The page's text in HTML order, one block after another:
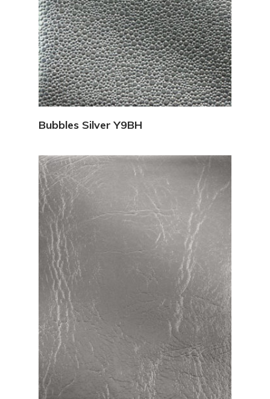
Bubbles Silver Y9BH